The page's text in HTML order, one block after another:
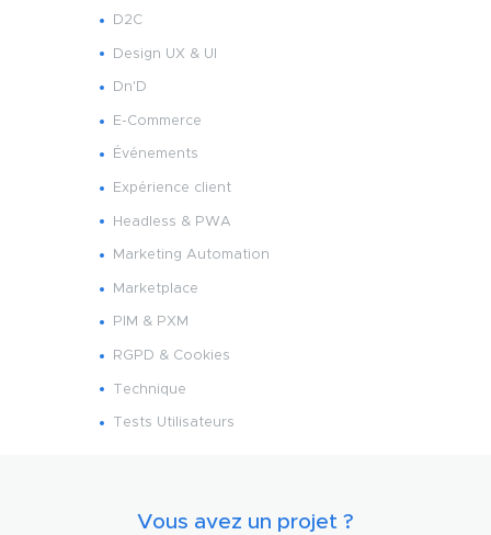
D2C
Design UX & UI
Dn'D
E-Commerce
Événements
Expérience client
Headless & PWA
Marketing Automation
Marketplace
PIM & PXM
RGPD & Cookies
Technique
Tests Utilisateurs
Vous avez un projet ?